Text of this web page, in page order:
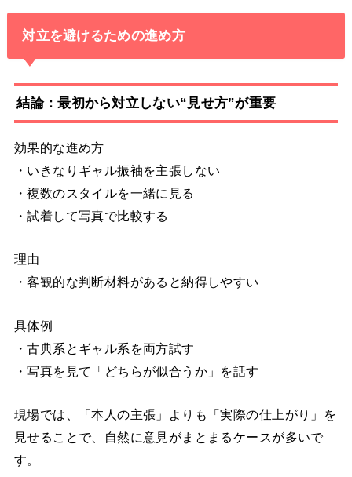
対立を避けるための進め方
結論：最初から対立しない“見せ方”が重要
効果的な進め方
・いきなりギャル振袖を主張しない
・複数のスタイルを一緒に見る
・試着して写真で比較する
理由
・客観的な判断材料があると納得しやすい
具体例
・古典系とギャル系を両方試す
・写真を見て「どちらが似合うか」を話す
現場では、「本人の主張」よりも「実際の仕上がり」を
見せることで、自然に意見がまとまるケースが多いで
す。